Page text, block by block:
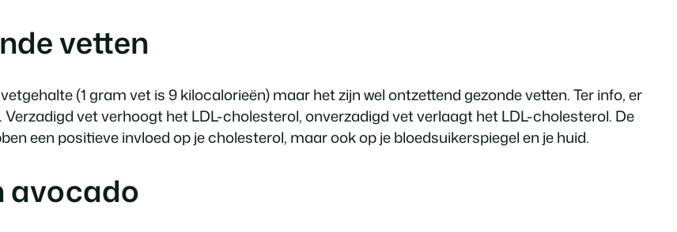
vetten
(1 gram vet is 9 kilocalorieën) maar het zijn wel ontzettend gezonde vetten. Ter info, er
. Verzadigd vet verhoogt het LDL-cholesterol, onverzadigd vet verlaagt het LDL-cholesterol. De
een positieve invloed op je cholesterol, maar ook op je bloedsuikerspiegel en je huid.
avocado